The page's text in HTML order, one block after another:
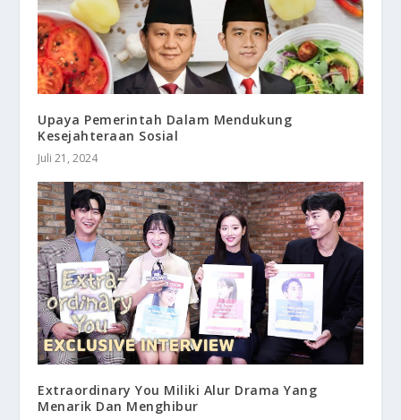
Upaya Pemerintah Dalam Mendukung
Kesejahteraan Sosial
Juli 21, 2024
Extraordinary You Miliki Alur Drama Yang
Menarik Dan Menghibur